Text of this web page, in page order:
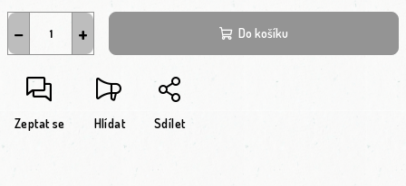
+
− Do košíku
Zeptat se Hlídat Sdílet